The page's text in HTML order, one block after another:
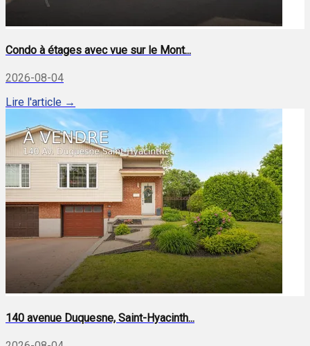
Condo à étages avec vue sur le Mont...
2026-08-04
Lire l'article →
140 avenue Duquesne, Saint-Hyacinth...